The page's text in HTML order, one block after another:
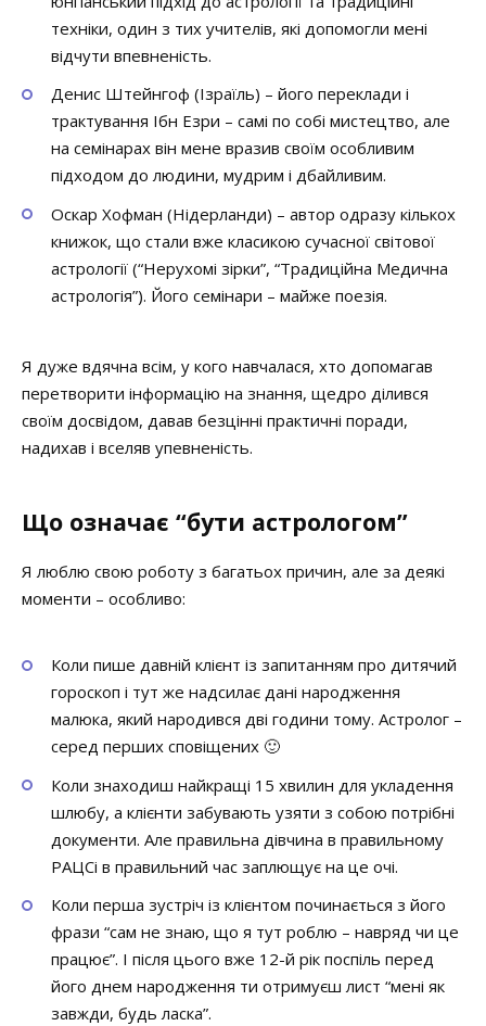
техніки, один з тих учителів, які допомогли мені
відчути впевненість.
Денис Штейнгоф (Ізраїль) – його переклади і
трактування Ібн Езри – самі по собі мистецтво, але
на семінарах він мене вразив своїм особливим
підходом до людини, мудрим і дбайливим.
Оскар Хофман (Нідерланди) – автор одразу кількох
книжок, що стали вже класикою сучасної світової
астрології (“Нерухомі зірки”, “Традиційна Медична
астрологія”). Його семінари – майже поезія.
Я дуже вдячна всім, у кого навчалася, хто допомагав
перетворити інформацію на знання, щедро ділився
своїм досвідом, давав безцінні практичні поради,
надихав і вселяв упевненість.
Що означає “бути астрологом”
Я люблю свою роботу з багатьох причин, але за деякі
моменти – особливо:
Коли пише давній клієнт із запитанням про дитячий
гороскоп і тут же надсилає дані народження
малюка, який народився дві години тому. Астролог –
серед перших сповіщених 🙂
Коли знаходиш найкращі 15 хвилин для укладення
шлюбу, а клієнти забувають узяти з собою потрібні
документи. Але правильна дівчина в правильному
РАЦСі в правильний час заплющує на це очі.
Коли перша зустріч із клієнтом починається з його
фрази “сам не знаю, що я тут роблю – навряд чи це
працює”. І після цього вже 12-й рік поспіль перед
його днем народження ти отримуєш лист “мені як
завжди, будь ласка”.